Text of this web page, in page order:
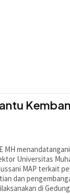
MH
Universitas
MAP terkait
dan
di